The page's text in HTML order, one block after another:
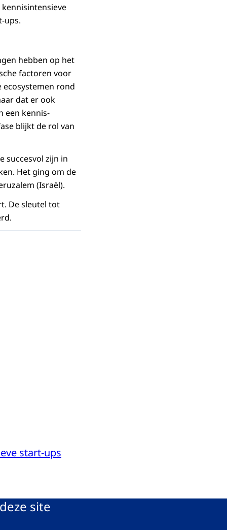
kennisintensieve
ups.
hebben op het
factoren voor
ecosystemen rond
dat er ook
een kennis­
blijkt de rol van
succesvol zijn in
Het ging om de
(Israël).
De sleutel tot
start-ups
site